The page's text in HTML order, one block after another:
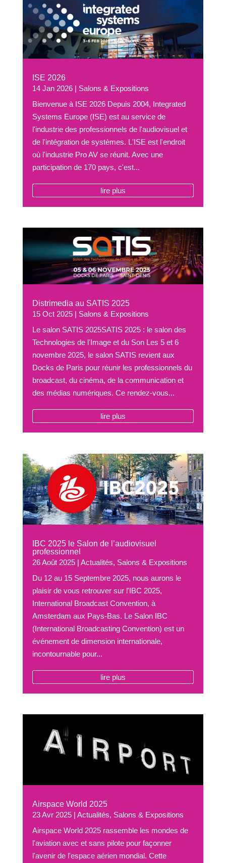
ISE 2026
14 Jan 2026| Salons & Expositions
Bienvenue à ISE 2026 Depuis 2004, Integrated
Systems Europe (ISE) est au service de
l'industrie des professionnels de l'audiovisuel et
de l'intégration de systèmes. L'ISE est l'endroit
où l'industrie Pro AV se réunit. Avec une
participation de 170 pays, c'est...
lire plus
Distrimedia au SATIS 2025
15 Oct 2025| Salons & Expositions
Le salon SATIS 2025SATIS 2025 : le salon des
Technologies de l'Image et du Son Les 5 et 6
novembre 2025, le salon SATIS revient aux
Docks de Paris pour réunir les professionnels du
broadcast, du cinéma, de la communication et
des médias numériques. Ce rendez-vous...
lire plus
IBC 2025 le Salon de l’audiovisuel
professionnel
26 Août 2025| Actualités, Salons & Expositions
Du 12 au 15 Septembre 2025, nous aurons le
plaisir de vous retrouver sur l'IBC 2025,
International Broadcast Convention, à
Amsterdam aux Pays-Bas. Le Salon IBC
(International Broadcasting Convention) est un
événement de dimension internationale,
incontournable pour...
lire plus
Airspace World 2025
23 Avr 2025| Actualités, Salons & Expositions
Airspace World 2025 rassemble les mondes de
l'aviation avec et sans pilote pour façonner
l'avenir de l'espace aérien mondial. Cette